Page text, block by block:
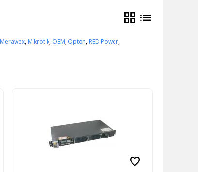
grid_view list
Merawex, Mikrotik, OEM, Opton, RED Power,
favorite